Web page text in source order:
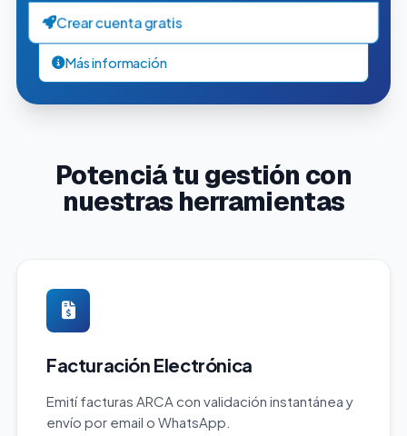
Crear cuenta gratis
Más información
Potenciá tu gestión con
nuestras herramientas
Facturación Electrónica
Emití facturas ARCA con validación instantánea y
envío por email o WhatsApp.